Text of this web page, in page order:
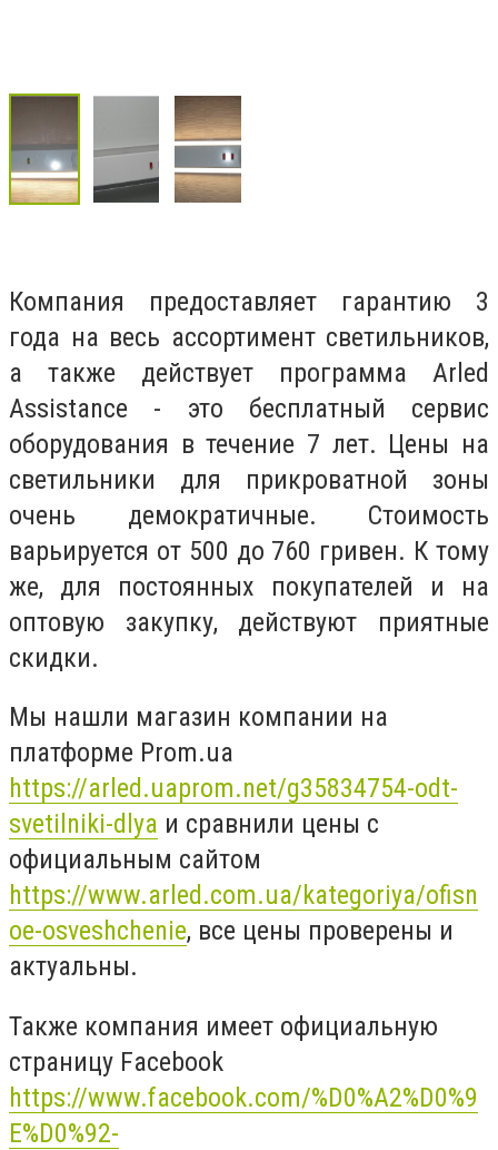
Компания предоставляет гарантию 3
года на весь ассортимент светильников,
а также действует программа Arled
Аssistance - это бесплатный сервис
оборудования в течение 7 лет. Цены на
светильники для прикроватной зоны
очень демократичные. Стоимость
варьируется от 500 до 760 гривен. К тому
же, для постоянных покупателей и на
оптовую закупку, действуют приятные
скидки.
Мы нашли магазин компании на
платформе Prom.ua
https://arled.uaprom.net/g35834754-odt-
svetilniki-dlya и сравнили цены с
официальным сайтом
https://www.arled.com.ua/kategoriya/ofisn
oe-osveshchenie, все цены проверены и
актуальны.
Также компания имеет официальную
страницу Facebook
https://www.facebook.com/%D0%A2%D0%9
E%D0%92-